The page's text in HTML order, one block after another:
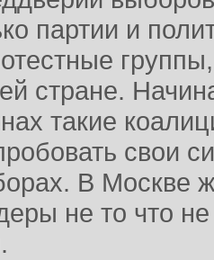
партии и
стране.
такие
свои
В Москве
не то что